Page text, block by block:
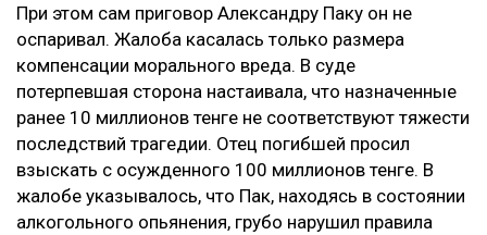
При этом сам приговор Александру Паку он не
оспаривал. Жалоба касалась только размера
компенсации морального вреда. В суде
потерпевшая сторона настаивала, что назначенные
ранее 10 миллионов тенге не соответствуют тяжести
последствий трагедии. Отец погибшей просил
взыскать с осужденного 100 миллионов тенге. В
жалобе указывалось, что Пак, находясь в состоянии
алкогольного опьянения, грубо нарушил правила